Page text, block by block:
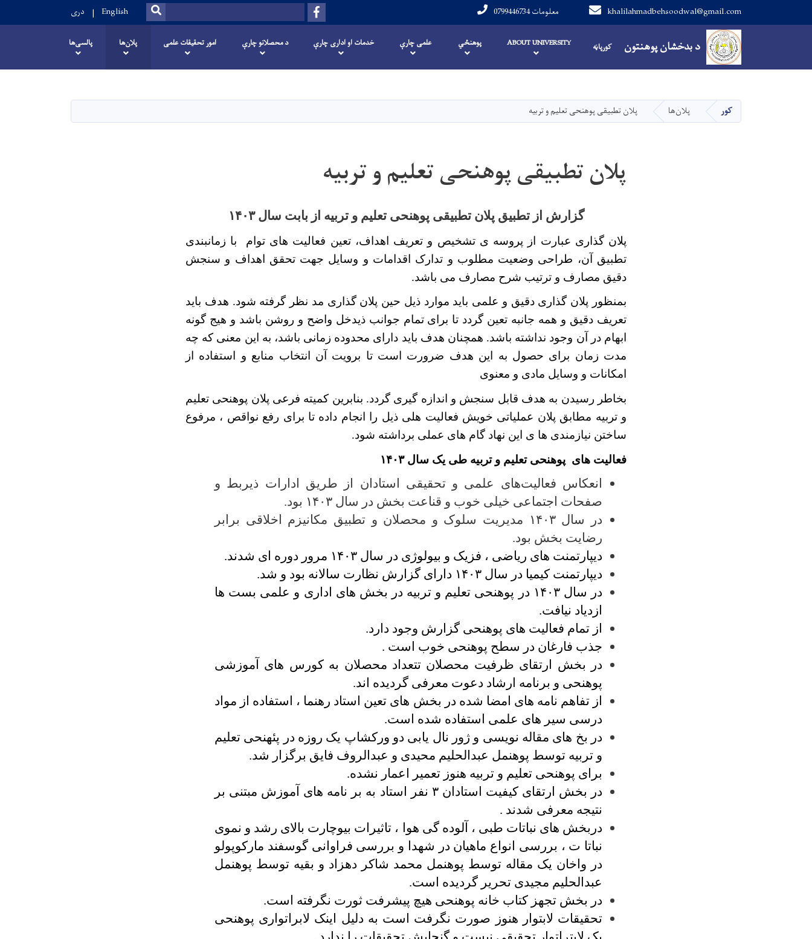
د بدخشان پوهنتون
khalilahmadbehsoodwal@gmail.com 0799446734 معلومات Facebook
SEARCH
English دری
Main navigation
د بدخشان پوهنتون کورپاڼه ABOUT UNIVERSITY پوهنځي علمی چارې خدمات او اداری چارې د محصلانو چارې امور تحقیقات علمی پلان‌ها پالسی‌ها
کور پلان‌ها پلان تطبیقی پوهنحی تعلیم و تربیه
پلان تطبیقی پوهنحی تعلیم و تربیه
گزارش از تطبیق پلان تطبیقی پوهنحی تعلیم و تربیه از بابت سال ۱۴۰۳
پلان گذاری عبارت از پروسه ی تشخیص و تعریف اهداف، تعین فعالیت های توام با زمانبندی
تطبیق آن، طراحی وضعیت مطلوب و تدارک اقدامات و وسایل جهت تحقق اهداف و سنجش
دقیق مصارف و ترتیب شرح مصارف می باشد.
بمنظور پلان گذاری دقیق و علمی باید موارد ذیل حین پلان گذاری مد نظر گرفته شود. هدف باید
تعریف دقیق و همه جانبه تعين گردد تا برای تمام جوانب ذیدخل واضح و روشن باشد و هیج گونه
ابهام در آن وجود نداشته باشد. همچنان هدف باید دارای محدوده زمانی باشد، به این معنی که چه
مدت زمان برای حصول به این هدف ضرورت است تا برویت آن انتخاب منابع و استفاده از
امکانات و وسایل مادی و معنوی
بخاطر رسیدن به هدف قابل سنجش و اندازه گیری گردد. بنابرین کمیته فرعی پلان پوهنحی تعلیم
و تربیه مطابق پلان عملیاتی خویش فعالیت هلی ذیل را انجام داده تا برای رفع نواقص ، مرفوع
ساختن نیازمندی ها ی این نهاد گام های عملی برداشته شود.
فعالیت های پوهنحی تعلیم و تربیه طی یک سال ۱۴۰۳
انعکاس فعالیت‌های علمی و تحقیقی استادان از طریق ادارات ذیربط و
صفحات اجتماعی خیلی خوب و قناعت بخش در سال ۱۴۰۳ بود.
در سال ۱۴۰۳ مدیریت سلوک و محصلان و تطبیق مکانیزم اخلاقی برابر
رضایت بخش بود.
دیپارتمنت های ریاضی ، فزیک و بیولوژی در سال ۱۴۰۳ مرور دوره ای شدند.
دیپارتمنت کیمیا در سال ۱۴۰۳ دارای گزارش نظارت سالانه بود و شد.
در سال ۱۴۰۳ در پوهنحی تعلیم و تربیه در بخش های اداری و علمی بست ها
ازدیاد نیافت.
از تمام فعالیت های پوهنحی گزارش وجود دارد.
جذب فارغان در سطح پوهنحی خوب است .
در بخش ارتقای ظرفیت محصلان تتعداد محصلان به کورس های آموزشی
پوهنحی و برنامه ارشاد دعوت معرفی گردیده اند.
از تفاهم نامه های امضا شده در بخش های تعین استاد رهنما ، استفاده از مواد
درسی سیر های علمی استفاده شده است.
در بخ های مقاله نویسی و ژور نال یابی دو ورکشاپ یک روزه در پئهنحی تعلیم
و تربیه توسط پوهنمل عبدالحلیم محیدی و عبدالروف فایق برگزار شد.
برای پوهنحی تعلیم و تربیه هنوز تعمیر اعمار نشده.
در بخش ارتقای کیفیت استادان ۳ نفر استاد به بر نامه های آموزش مبتنی بر
نتیجه معرفی شدند .
دربخش های نباتات طبی ، آلوده گی هوا ، تاثیرات بیوچارت بالای رشد و نموی
نباتا ت ، بررسی انواع ماهیان در شهدا و بررسی فراوانی گوسفند مارکوپولو
در واخان یک مقاله توسط پوهنمل محمد شاکر دهزاد و بقیه توسط پوهنمل
عبدالحلیم مجیدی تحریر گردیده است.
در بخش تجهز کتاب خانه پوهنحی هیچ پیشرفت ثورت نگرفته است.
تحقیقات لابتوار هنوز صورت نگرفت است به دلیل اینک لابراتواری پوهنحی